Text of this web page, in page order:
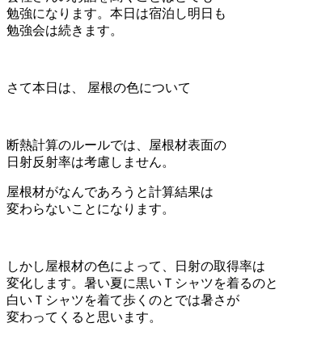
勉強になります。本日は宿泊し明日も
勉強会は続きます。
さて本日は、 屋根の色について
断熱計算のルールでは、屋根材表面の
日射反射率は考慮しません。
屋根材がなんであろうと計算結果は
変わらないことになります。
しかし屋根材の色によって、日射の取得率は
変化します。暑い夏に黒いＴシャツを着るのと
白いＴシャツを着て歩くのとでは暑さが
変わってくると思います。